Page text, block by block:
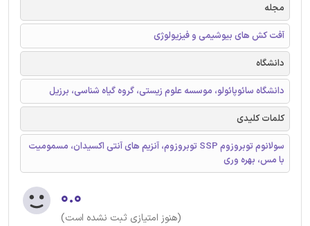
مجله
آفت کش های بیوشیمی و فیزیولوژی
دانشگاه
دانشگاه سائوپائولو، موسسه علوم زیستی، گروه گیاه شناسی، برزیل
کلمات کلیدی
سولانوم توبروزوم SSP توبروزوم، آنزیم های آنتی اکسیدان، مسمومیت
با مس، بهره وری
۰.۰
(هنوز امتیازی ثبت نشده است)